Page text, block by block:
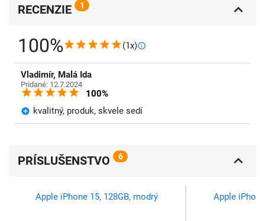
RECENZIE 1
100% (1x)
Vladimír, Malá Ida
Pridané: 12.7.2024
100%
kvalitný, produk, skvele sedí
PRÍSLUŠENSTVO 6
Apple iPhone 15, 128GB, modrý Apple